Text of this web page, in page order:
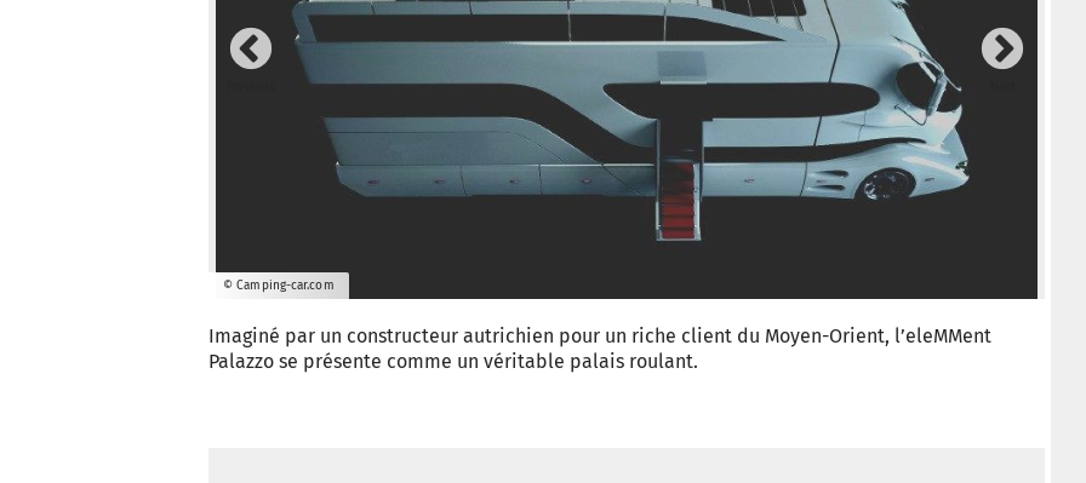
© Camping-car.com
Imaginé par un constructeur autrichien pour un riche client du Moyen-Orient, l’eleMMent
Palazzo se présente comme un véritable palais roulant.